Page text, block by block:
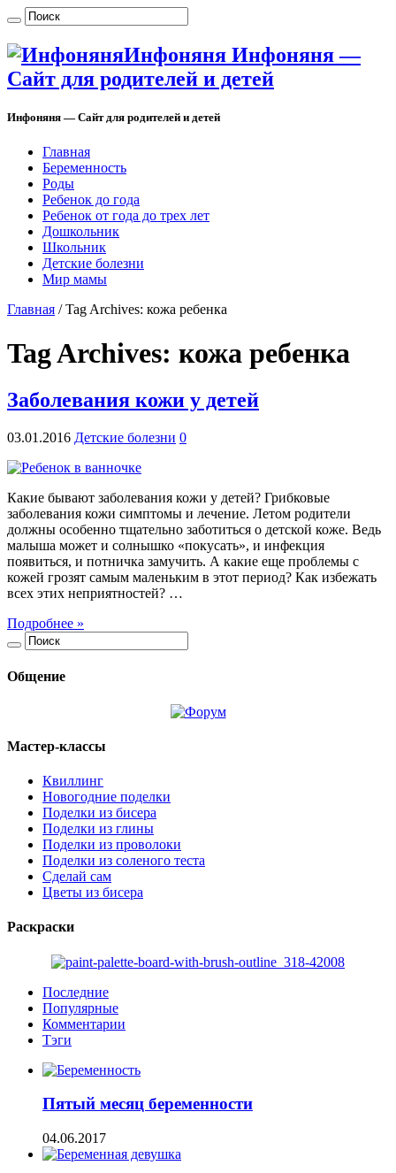
Инфоняня Инфоняня —
Сайт для родителей и детей
Инфоняня — Сайт для родителей и детей
Главная
Беременность
Роды
Ребенок до года
Ребенок от года до трех лет
Дошкольник
Школьник
Детские болезни
Мир мамы
Главная / Tag Archives: кожа ребенка
Tag Archives: кожа ребенка
Заболевания кожи у детей
03.01.2016 Детские болезни 0
Какие бывают заболевания кожи у детей? Грибковые
заболевания кожи симптомы и лечение. Летом родители
должны особенно тщательно заботиться о детской коже. Ведь
малыша может и солнышко «покусать», и инфекция
появиться, и потничка замучить. А какие еще проблемы с
кожей грозят самым маленьким в этот период? Как избежать
всех этих неприятностей? …
Подробнее »
Общение
Мастер-классы
Квиллинг
Новогодние поделки
Поделки из бисера
Поделки из глины
Поделки из проволоки
Поделки из соленого теста
Сделай сам
Цветы из бисера
Раскраски
Последние
Популярные
Комментарии
Тэги
Пятый месяц беременности
04.06.2017